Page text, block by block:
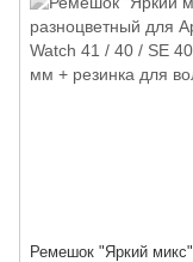
Ремешок "Яркий микс"